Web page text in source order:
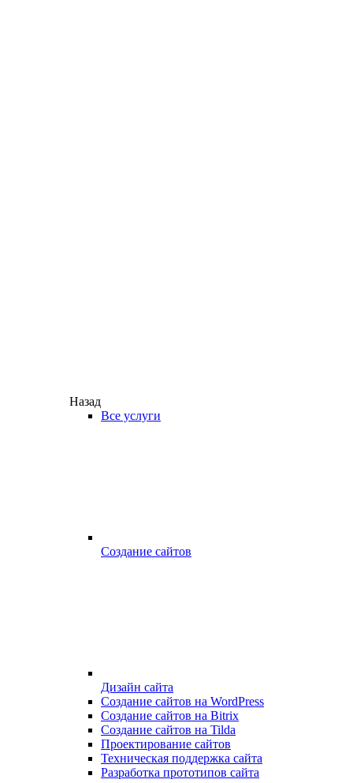
Назад
Все услуги
Создание сайтов
Дизайн сайта
Создание сайтов на WordPress
Создание сайтов на Bitrix
Создание сайтов на Tilda
Проектирование сайтов
Техническая поддержка сайта
Разработка прототипов сайта